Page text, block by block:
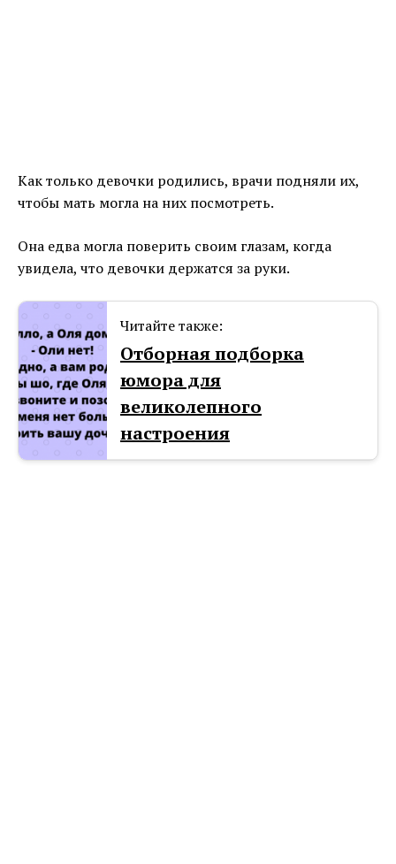
Как только девочки родились, врачи подняли их,
чтобы мать могла на них посмотреть.
Она едва могла поверить своим глазам, когда
увидела, что девочки держатся за руки.
Читайте также:
Отборная подборка
юмора для
великолепного
настроения